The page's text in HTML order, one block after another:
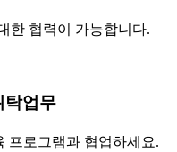
한 협력이 가능합니다.
탁업무
프로그램과 협업하세요.